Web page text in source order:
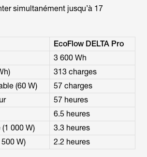
simultanément jusqu’à 17
EcoFlow DELTA Pro
3 600 Wh
313 charges
(60 W)
57 charges
57 heures
6.5 heures
000 W)
3.3 heures
W)
2.2 heures